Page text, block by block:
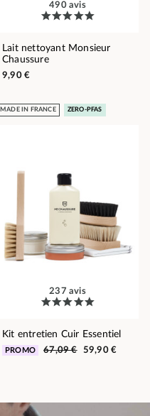
490 avis
Lait nettoyant Monsieur
Chaussure
9,90 €
MADE IN FRANCE ZERO-PFAS
237 avis
Kit entretien Cuir Essentiel
PROMO 67,09 € 59,90 €